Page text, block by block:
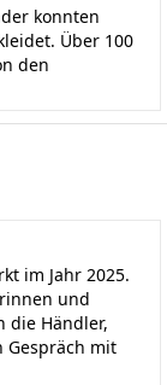
konnten
Über 100
den
im Jahr 2025.
und
die Händler,
mit